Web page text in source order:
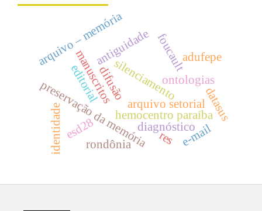
hemocentro paraíba
editorial
manuscritossilenciamento
preservação da memória
foucault
arquivo – memória
antiguidade
ontologias
arquivo setorial
diagnóstico
identidade
difusão
e-mail
res
esd28
datasus
rondônia
adufepe